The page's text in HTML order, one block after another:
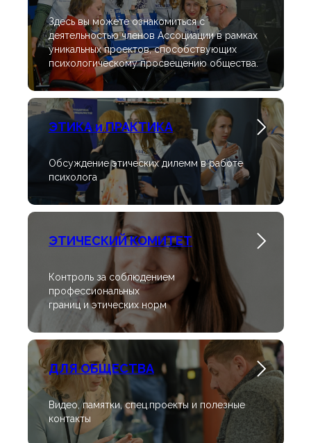
Здесь вы можете ознакомиться с
деятельностью членов Ассоциации в рамках
уникальных проектов, способствующих
психологическому просвещению общества.
ЭТИКА и ПРАКТИКА
Обсуждение этических дилемм в работе
психолога
ЭТИЧЕСКИЙ КОМИТЕТ
Контроль за соблюдением
профессиональных
границ и этических норм
ДЛЯ ОБЩЕСТВА
Видео, памятки, спец.проекты и полезные
контакты